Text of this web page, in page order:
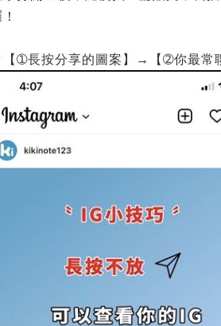
➀長按分享的圖案】→【➁你最常